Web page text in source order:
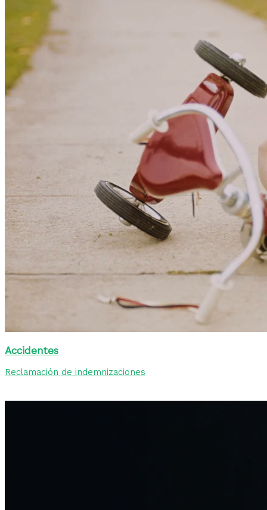
Accidentes
Reclamación de indemnizaciones